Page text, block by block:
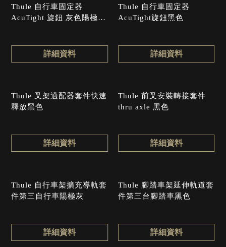
Thule 自行車固定器
AcuTight 旋鈕 灰色陽極氧
詳細資料
Thule 自行車固定器
AcuTight旋鈕黑色
詳細資料
Thule 叉架適配器套件快速
釋放黑色
詳細資料
Thule 前叉安裝轉接套件
thru axle 黑色
詳細資料
Thule 自行車架擴充導軌套
件第三自行車陽極灰
詳細資料
Thule 腳踏車架延伸軌道套
件第三台腳踏車黑色
詳細資料